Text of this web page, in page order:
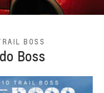
BOSS
Boss